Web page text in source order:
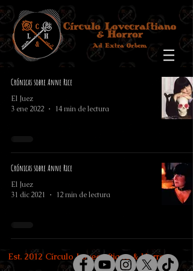
Crónicas sobre Anne Rice
El Juez
3 ene 2022
14 min de lectura
Crónicas sobre Anne Rice
El Juez
31 dic 2021
12 min de lectura
Est. 2012 Círculo Lovecraftiano & Horror